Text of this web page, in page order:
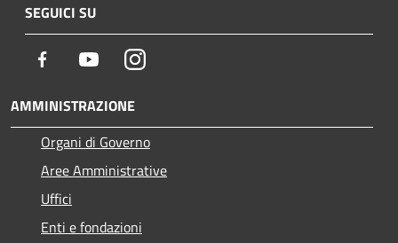
SEGUICI SU
Facebook YoutubeInstagram
AMMINISTRAZIONE
Organi di Governo
Aree Amministrative
Uffici
Enti e fondazioni